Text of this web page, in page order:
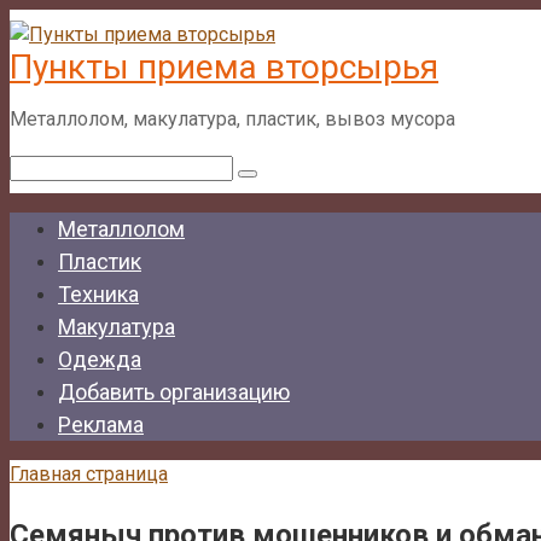
Перейти
к
контенту
Пункты приема вторсырья
Металлолом, макулатура, пластик, вывоз мусора
Металлолом
Пластик
Техника
Макулатура
Одежда
Добавить организацию
Реклама
Главная страница